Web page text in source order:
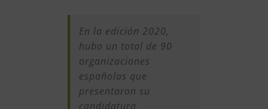
En la edición 2020,
hubo un total de 90
organizaciones
españolas que
presentaron su
candidatura,